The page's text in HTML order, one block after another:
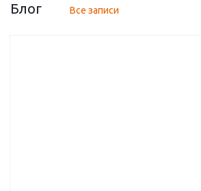
Блог Все записи